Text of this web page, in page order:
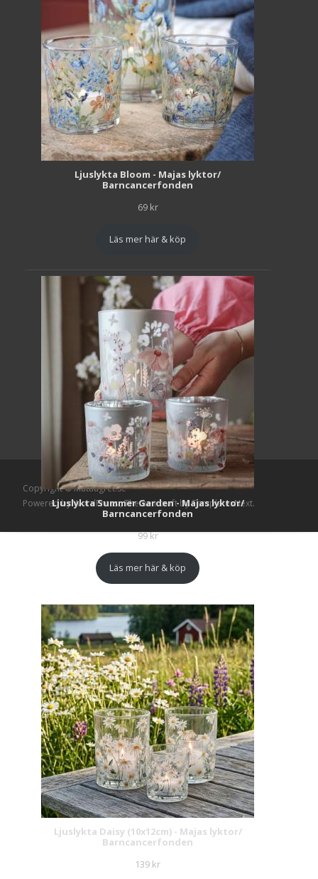
Ljuslykta Bloom - Majas lyktor/
Barncancerfonden
69 kr
Läs mer här & köp
Ljuslykta Summer Garden - Majas lyktor/
Barncancerfonden
99kr
Läs mer här & köp
Ljuslykta Daisy (10x12cm) - Majas lyktor/
Barncancerfonden
139 kr
Copyright © Mattlagret.se
Powered by WordPress, Themei-craftby TemplatesNext.